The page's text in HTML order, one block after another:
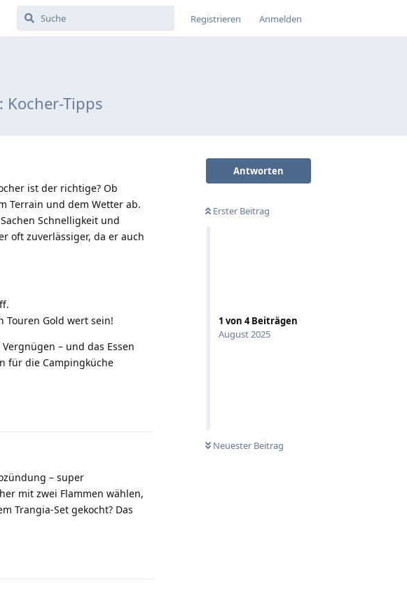
Registrieren Anmelden
Tipps
Antworten
Erster Beitrag
1 von 4Beiträgen
August 2025
Neuester Beitrag
ist der richtige? Ob
Terrain und dem Wetter ab.
Schnelligkeit und
oft zuverlässiger, da er auch
Touren Gold wert sein!
– und das Essen
für die Campingküche
– super
mit zwei Flammen wählen,
Trangia-Set gekocht? Das